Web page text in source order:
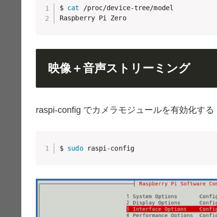
$ cat /proc/device-tree/model
Raspberry Pi Zero
映像＋音声ストリーミング
raspi-config でカメラモジュールを有効化する
$ sudo raspi-config